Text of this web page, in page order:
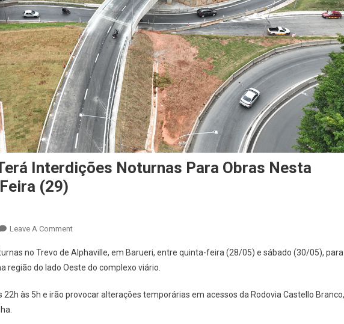
Interdições Noturnas Para Obras Nesta
(29)
Leave A CommentOn
De
Alphaville
Interdições
no Trevo de Alphaville, em Barueri, entre quinta-feira (28/05) e sábado (30/05), para
região do lado Oeste do complexo viário.
às 5h e irão provocar alterações temporárias em acessos da Rodovia Castello Branco,